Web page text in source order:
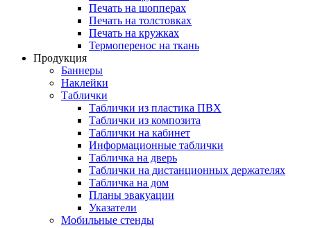
Печать на шопперах
Печать на толстовках
Печать на кружках
Термоперенос на ткань
Продукция
Баннеры
Наклейки
Таблички
Таблички из пластика ПВХ
Таблички из композита
Таблички на кабинет
Информационные таблички
Табличка на дверь
Таблички на дистанционных держателях
Табличка на дом
Планы эвакуации
Указатели
Мобильные стенды